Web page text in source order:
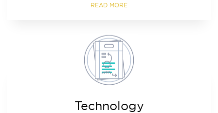
READ MORE
Technology